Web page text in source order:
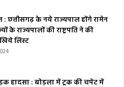
: छत्तीसगढ़ के नये राज्यपाल होंगे रामेन
के राज्यपालों की राष्ट्रपति ने की
लिस्ट
हादसा : बोड़ला में ट्रक की चपेट में